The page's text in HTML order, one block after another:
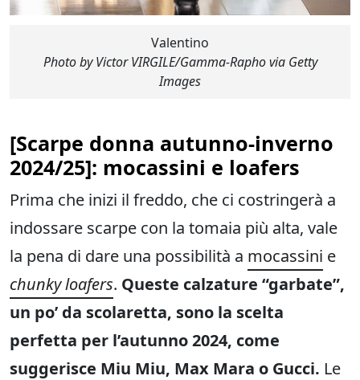
Valentino
Photo by Victor VIRGILE/Gamma-Rapho via Getty
Images
[Scarpe donna autunno-inverno
2024/25]: mocassini e loafers
Prima che inizi il freddo, che ci costringerà a
indossare scarpe con la tomaia più alta, vale
la pena di dare una possibilità a mocassini e
chunky loafers. Queste calzature “garbate”,
un po’ da scolaretta, sono la scelta
perfetta per l’autunno 2024, come
suggerisce Miu Miu, Max Mara o Gucci. Le